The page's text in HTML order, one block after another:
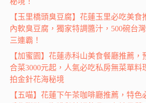
【玉里橋頭臭豆腐】花蓮玉里必吃美食
內軟臭豆腐，獨家特調醬汁，500碗台
三連霸！
【加蜜園】花蓮赤科山美食餐廳推薦，
合菜3000元起，人氣必吃私房無菜單料
拍金針花海秘境
【五喵】花蓮下午茶咖啡廳推薦，特色